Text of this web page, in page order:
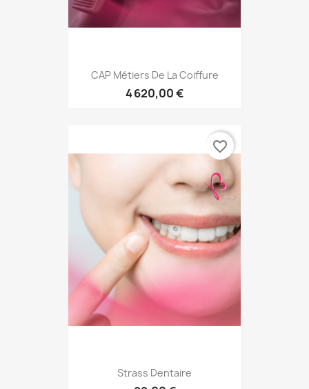
CAP Métiers De La Coiffure
4 620,00 €
Strass Dentaire
favorite_border